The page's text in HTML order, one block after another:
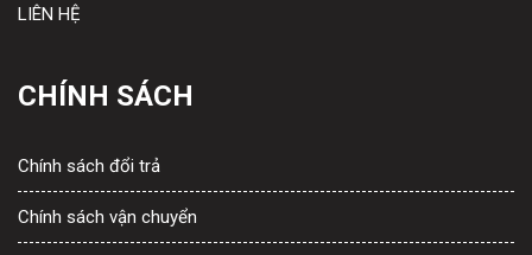
LIÊN HỆ
CHÍNH SÁCH
Chính sách đổi trả
Chính sách vận chuyển